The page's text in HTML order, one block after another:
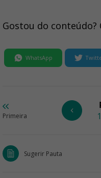
Gostou do conteúdo?
WhatsApp
Primeira
Sugerir Pauta